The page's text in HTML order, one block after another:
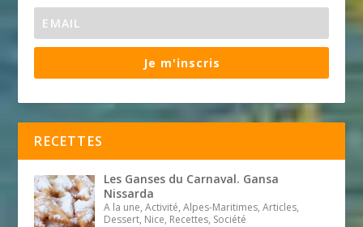
Je m'inscris
RECETTES
Les Ganses du Carnaval. Gansa
Nissarda
A la une, Activité, Alpes-Maritimes, Articles,
Dessert, Nice, Recettes, Société